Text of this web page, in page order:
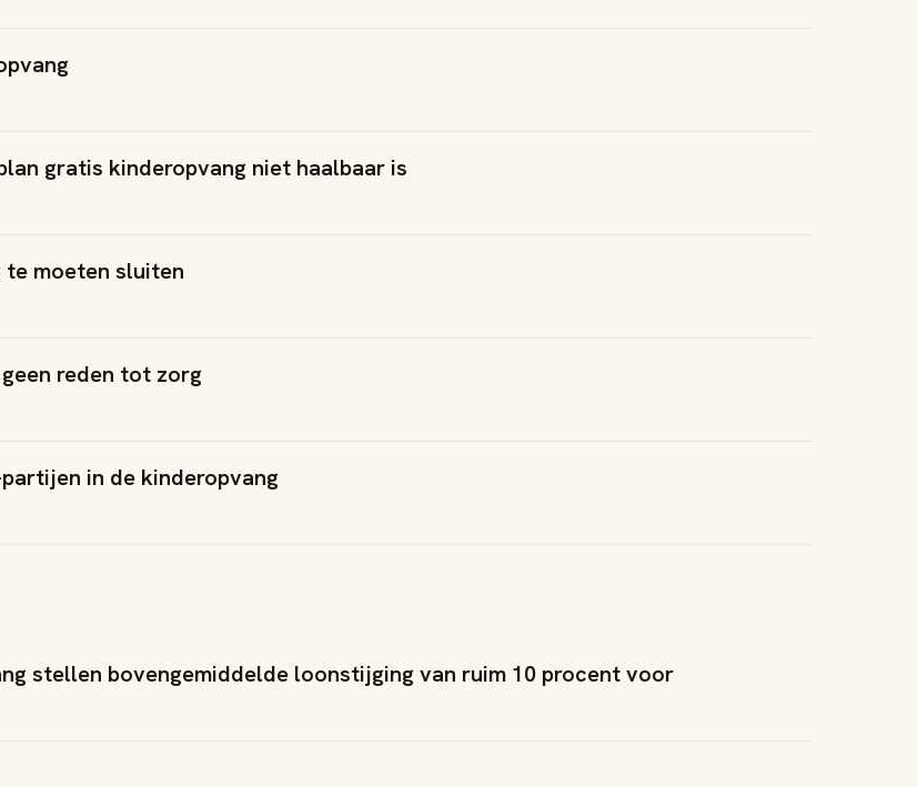
gratis kinderopvang niet haalbaar is
te moeten sluiten
reden tot zorg
in de kinderopvang
stellen bovengemiddelde loonstijging van ruim 10 procent voor